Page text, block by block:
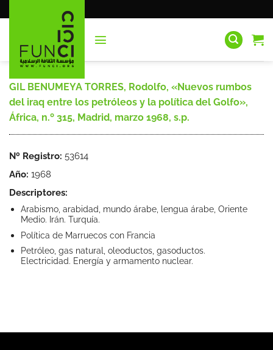
al
GIL BENUMEYA TORRES, Rodolfo, «Nuevos rumbos
del iraq entre los petróleos y la política del Golfo»,
África, n.º 315, Madrid, marzo 1968, s.p.
Nº Registro: 53614
Año: 1968
Descriptores:
Arabismo, arabidad, mundo árabe, lengua árabe, Oriente
Medio. Irán. Turquía.
Política de Marruecos con Francia
Petróleo, gas natural, oleoductos, gasoductos.
Electricidad. Energía y armamento nuclear.